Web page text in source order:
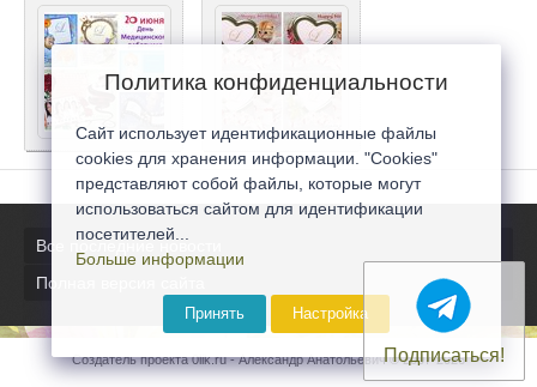
Все последние новости
Полная версия сайта
Создатель проекта 0lik.ru - Александр Анатольевич © 2007-2026
Подписаться!
Политика конфиденциальности
Сайт использует идентификационные файлы
cookies для хранения информации. "Cookies"
представляют собой файлы, которые могут
использоваться сайтом для идентификации
посетителей...
Больше информации
Принять Настройка